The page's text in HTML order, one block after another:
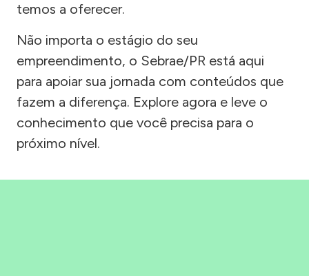
temos a oferecer.
Não importa o estágio do seu
empreendimento, o Sebrae/PR está aqui
para apoiar sua jornada com conteúdos que
fazem a diferença. Explore agora e leve o
conhecimento que você precisa para o
próximo nível.